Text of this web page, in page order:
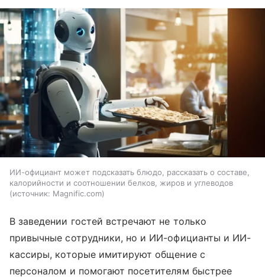
ИИ-официант может подсказать блюдо, рассказать о составе,
калорийности и соотношении белков, жиров и углеводов
источник: Magnific.com
В заведении гостей встречают не только
привычные сотрудники, но и ИИ-официанты и ИИ-
кассиры, которые имитируют общение с
персоналом и помогают посетителям быстрее